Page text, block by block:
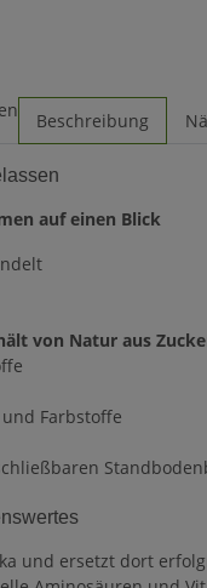
Beschreibung
auf einen Blick
von Natur aus
Farbstoffe
und ersetzt dort